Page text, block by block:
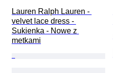
Lauren Ralph Lauren -
velvet lace dress -
Sukienka - Nowe z
metkami